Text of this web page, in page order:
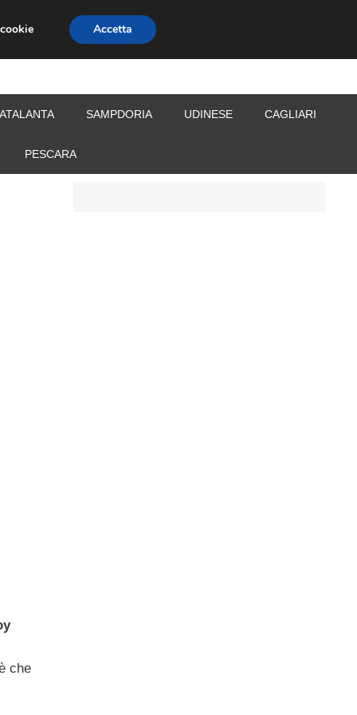
CALCIOMERCATO
ATALANTA SAMPDORIA UDINESE CAGLIARI
PESCARA
che
Accetta